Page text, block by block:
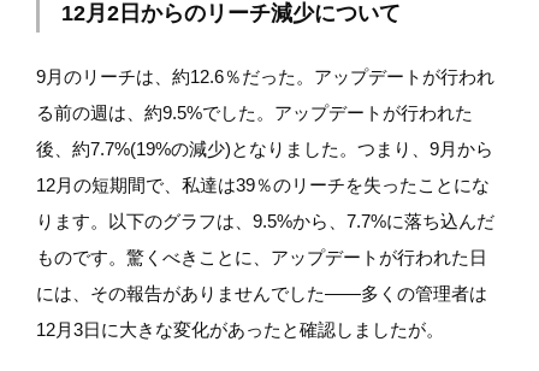
12月2日からのリーチ減少について
9月のリーチは、約12.6％だった。アップデートが行われ
る前の週は、約9.5%でした。アップデートが行われた
後、約7.7%(19%の減少)となりました。つまり、9月から
12月の短期間で、私達は39％のリーチを失ったことにな
ります。以下のグラフは、9.5%から、7.7%に落ち込んだ
ものです。驚くべきことに、アップデートが行われた日
には、その報告がありませんでした——多くの管理者は
12月3日に大きな変化があったと確認しましたが。